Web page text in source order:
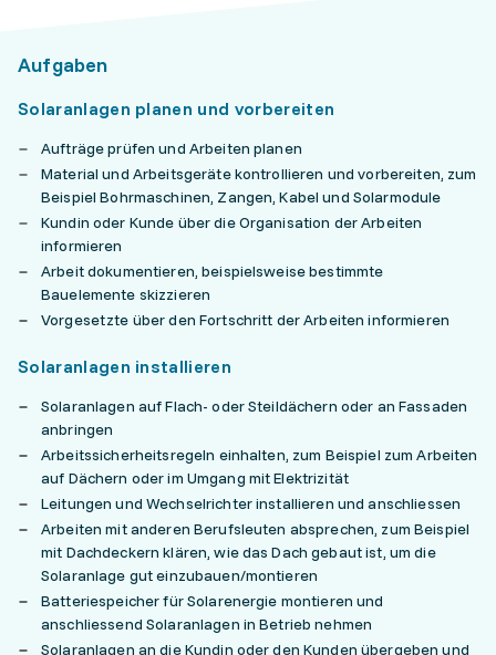
Aufgaben
Solaranlagen planen und vorbereiten
Aufträge prüfen und Arbeiten planen
Material und Arbeitsgeräte kontrollieren und vorbereiten, zum
Beispiel Bohrmaschinen, Zangen, Kabel und Solarmodule
Kundin oder Kunde über die Organisation der Arbeiten
informieren
Arbeit dokumentieren, beispielsweise bestimmte
Bauelemente skizzieren
Vorgesetzte über den Fortschritt der Arbeiten informieren
Solaranlagen installieren
Solaranlagen auf Flach- oder Steildächern oder an Fassaden
anbringen
Arbeitssicherheitsregeln einhalten, zum Beispiel zum Arbeiten
auf Dächern oder im Umgang mit Elektrizität
Leitungen und Wechselrichter installieren und anschliessen
Arbeiten mit anderen Berufsleuten absprechen, zum Beispiel
mit Dachdeckern klären, wie das Dach gebaut ist, um die
Solaranlage gut einzubauen/montieren
Batteriespeicher für Solarenergie montieren und
anschliessend Solaranlagen in Betrieb nehmen
Solaranlagen an die Kundin oder den Kunden übergeben und